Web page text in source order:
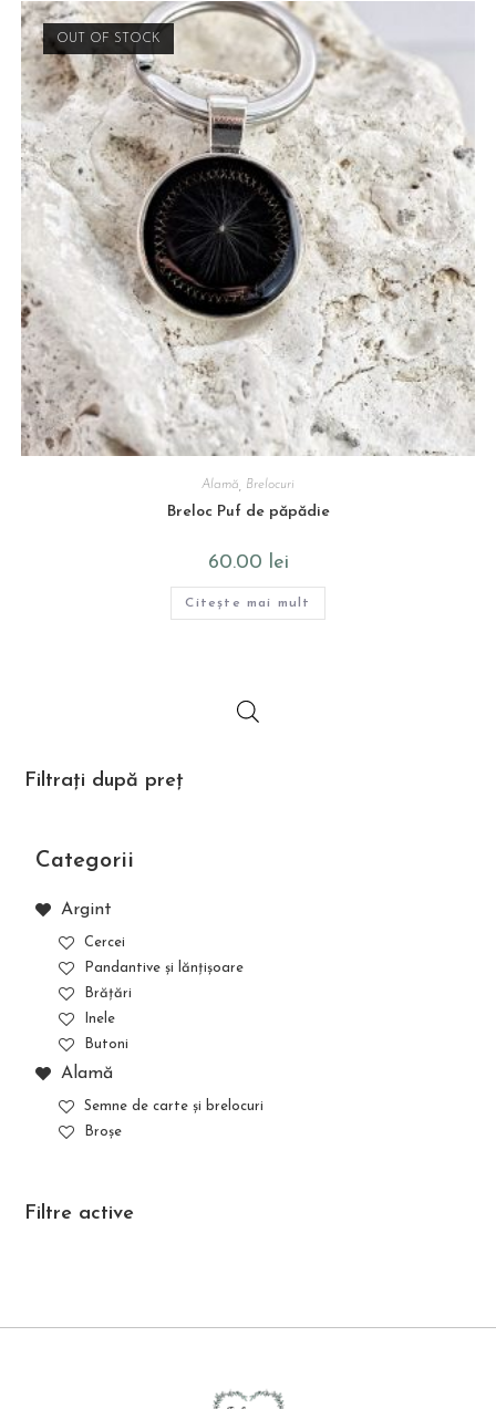
OUT OF STOCK
Alamă Brelocuri
Breloc Puf de păpădie
60.00 lei
Citește mai mult
Filtrați după preț
Categorii
Argint
Cercei
Pandantive și lănțișoare
Brățări
Inele
Butoni
Alamă
Semne de carte și brelocuri
Broșe
Filtre active